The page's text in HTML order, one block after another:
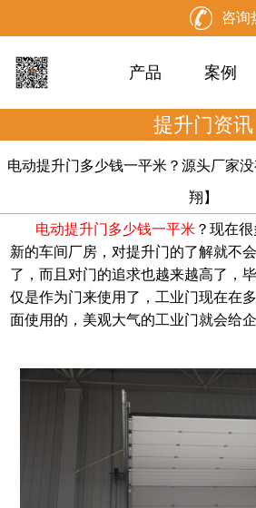
咨询
产品 案例
提升门资讯
电动提升门多少钱一平米？源头厂家
翔】
电动提升门多少钱一平米 ？现在
新的车间厂房，对提升门的了解就不
了，而且对门的追求也越来越高了，
仅是作为门来使用了，工业门现在在
面使用的，美观大气的工业门就会给